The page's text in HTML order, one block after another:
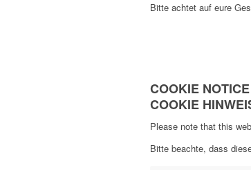
Bitte achtet auf eure
COOKIE NOTICE
COOKIE
Please note that this
Bitte beachte, dass